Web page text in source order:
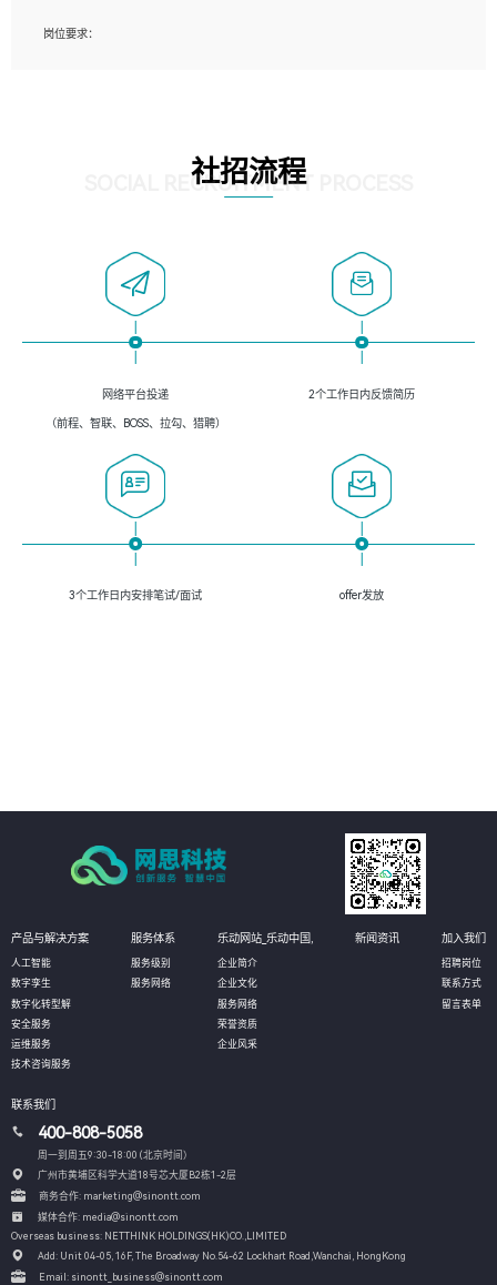
岗位要求：
4、掌握DevOps思想、方法和流程。Jenkins工具使用；
5、掌握常见中间件配置与优化，如mysql、nginx等；
社招流程
SOCIAL RECRUITMENT PROCESS
网络平台投递
（前程、智联、BOSS、拉勾、猎聘）
2个工作日内反馈简历
3个工作日内安排笔试/面试 offer发放
产品与解决方案
人工智能
数字孪生
数字化转型解
安全服务
运维服务
技术咨询服务
服务体系
服务级别
服务网络
乐动网站_乐动中国,
企业简介
企业文化
服务网络
荣誉资质
企业风采
新闻资讯 加入我们
招聘岗位
联系方式
留言表单
联系我们
400-808-5058
周一到周五9:30-18:00 (北京时间）
广州市黄埔区科学大道18号芯大厦B2栋1-2层
商务合作: marketing@sinontt.com
媒体合作: media@sinontt.com
Overseas business: NETTHINK HOLDINGS(HK)CO.,LIMITED
Add: Unit 04-05, 16F, The Broadway No.54-62 Lockhart Road, Wanchai, HongKong
Email: sinontt_business@sinontt.com